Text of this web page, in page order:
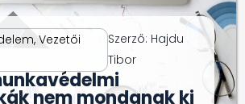
, Vezetői
Szerző: Hajdu
Tibor
nem mondanak ki